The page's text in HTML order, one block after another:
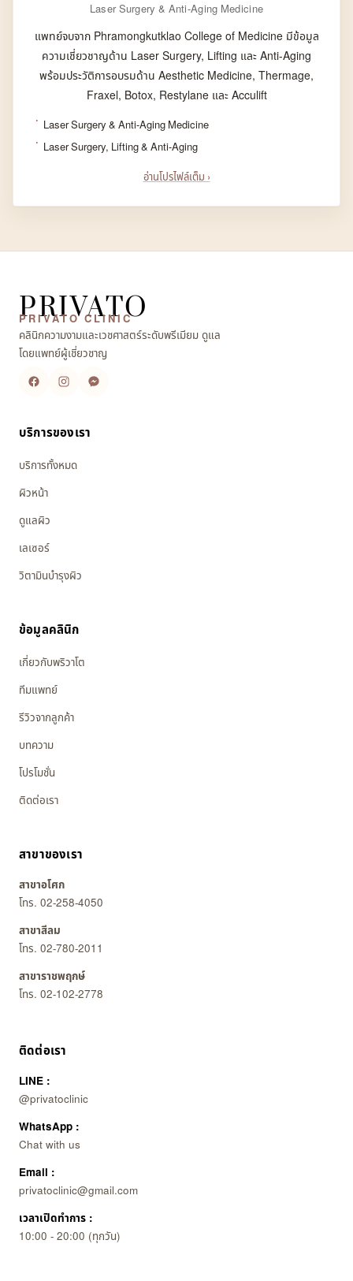
Laser Surgery & Anti-Aging Medicine
แพทย์จบจาก Phramongkutklao College of Medicine มีข้อมูล
ความเชี่ยวชาญด้าน Laser Surgery, Lifting และ Anti-Aging
พร้อมประวัติการอบรมด้าน Aesthetic Medicine, Thermage,
Fraxel, Botox, Restylane และ Acculift
Laser Surgery & Anti-Aging Medicine
Laser Surgery, Lifting & Anti-Aging
อ่านโปรไฟล์เต็ม ›
PRIVATO
PRIVATO CLINIC
คลินิกความงามและเวชศาสตร์ระดับพรีเมียม ดูแล
โดยแพทย์ผู้เชี่ยวชาญ
บริการของเรา
บริการทั้งหมด
ผิวหน้า
ดูแลผิว
เลเซอร์
วิตามินบำรุงผิว
ข้อมูลคลินิก
เกี่ยวกับพริวาโต
ทีมแพทย์
รีวิวจากลูกค้า
บทความ
โปรโมชั่น
ติดต่อเรา
สาขาของเรา
สาขาอโศก
โทร. 02-258-4050
สาขาสีลม
โทร. 02-780-2011
สาขาราชพฤกษ์
โทร. 02-102-2778
ติดต่อเรา
LINE :
@privatoclinic
WhatsApp :
Chat with us
Email :
privatoclinic@gmail.com
เวลาเปิดทำการ :
10:00 - 20:00 (ทุกวัน)